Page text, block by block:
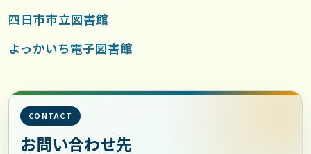
四日市市立図書館
よっかいち電子図書館
CONTACT
お問い合わせ先